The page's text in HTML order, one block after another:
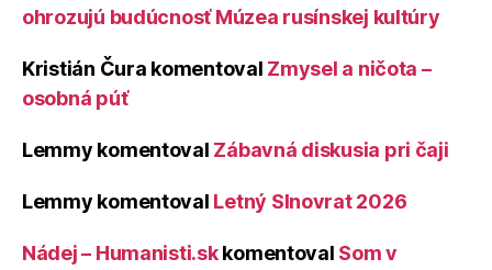
ohrozujú budúcnosť Múzea rusínskej kultúry
Kristián Čura komentoval Zmysel a ničota –
osobná púť
Lemmy komentoval Zábavná diskusia pri čaji
Lemmy komentoval Letný Slnovrat 2026
Nádej – Humanisti.skkomentoval Som v